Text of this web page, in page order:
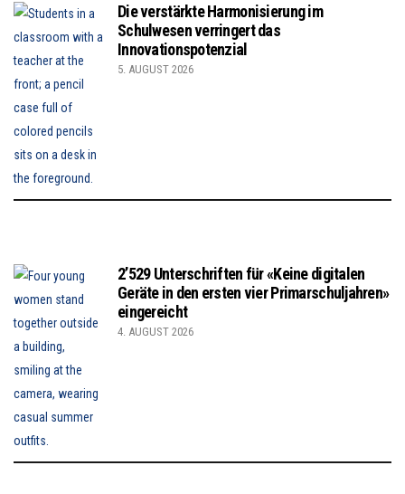
Die verstärkte Harmonisierung im
Schulwesen verringert das
Innovationspotenzial
5. AUGUST 2026
2’529 Unterschriften für «Keine digitalen
Geräte in den ersten vier Primarschuljahren»
eingereicht
4. AUGUST 2026